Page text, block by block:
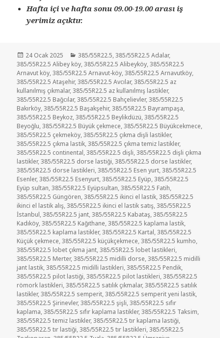
Hafta içi ve hafta sonu 09.00-19.00 arası iş
yerimiz açıktır.
Yayın
tarihi
24 Ocak 2025 Kategoriler
385/55R22.5,385/55R22.5 Adalar,
385/55R22.5 Alibey köy,385/55R22.5 Alibeyköy,385/55R22.5
Arnavut köy,385/55R22.5 Arnavut-köy,385/55R22.5 Arnavutköy,
385/55R22.5 Ataşehir,385/55R22.5 Avcılar,385/55R22.5 az
kullanılmış çıkmalar,385/55R22.5 az kullanılmış lastikler,
385/55R22.5 Bağcılar,385/55R22.5 Bahçelievler,385/55R22.5
Bakırköy,385/55R22.5 Başakşehir,385/55R22.5 Bayrampaşa,
385/55R22.5 Beykoz,385/55R22.5 Beylikdüzü,385/55R22.5
Beyoğlu,385/55R22.5 Büyük çekmece,385/55R22.5 Büyükcekmece,
385/55R22.5 çekmeköy,385/55R22.5 çıkma dişli lastikler,
385/55R22.5 çıkma lastik,385/55R22.5 çıkma temiz lastikler,
385/55R22.5 continental,385/55R22.5 dişli,385/55R22.5 dişli çıkma
lastikler,385/55R22.5 dorse lastiği,385/55R22.5 dorse lastikler,
385/55R22.5 dorse lastikleri,385/55R22.5 Esen yurt,385/55R22.5
Esenler,385/55R22.5 Esenyurt,385/55R22.5 Eyüp,385/55R22.5
Eyüp sultan,385/55R22.5 Eyüpsultan,385/55R22.5 Fatih,
385/55R22.5 Güngören,385/55R22.5 ikinci el lastik,385/55R22.5
ikinci el lastik alış,385/55R22.5 ikinci el lastik satış,385/55R22.5
İstanbul,385/55R22.5 jant,385/55R22.5 Kabataş,385/55R22.5
Kadıköy,385/55R22.5 Kağıthane,385/55R22.5 kaplama lastik,
385/55R22.5 kaplama lastikler,385/55R22.5 Kartal,385/55R22.5
Küçük çekmece,385/55R22.5 küçükçekmece,385/55R22.5 kumho,
385/55R22.5 lobet çıkma jant,385/55R22.5 lobet lastikleri,
385/55R22.5 Merter,385/55R22.5 midilli dorse,385/55R22.5 midilli
jant lastik,385/55R22.5 midilli lastikleri,385/55R22.5 Pendik,
385/55R22.5 pilot lastiği,385/55R22.5 pilot lastikleri,385/55R22.5
römork lastikleri,385/55R22.5 satılık çıkmalar,385/55R22.5 satılık
lastikler,385/55R22.5 semperit,385/55R22.5 semperit yeni lastik,
385/55R22.5 Şirinevler,385/55R22.5 şişli,385/55R22.5 sıfır
kaplama,385/55R22.5 sıfır kaplama lastikler,385/55R22.5 Taksim,
385/55R22.5 temiz lastikler,385/55R22.5 tır kaplama lastiği,
385/55R22.5 tır lastiği,385/55R22.5 tır lastikleri,385/55R22.5